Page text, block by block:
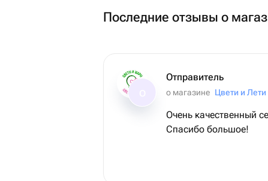
Последние отзывы о
Отправитель
о магазине Цвети и Лети
Очень качественный
Спасибо большое!